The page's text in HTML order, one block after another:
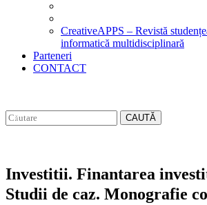
CreativeAPPS – Revistă
informatică multidisciplinară
Parteneri
CONTACT
CAUTĂ
Investitii. Finantarea
Studii de caz. Monografie